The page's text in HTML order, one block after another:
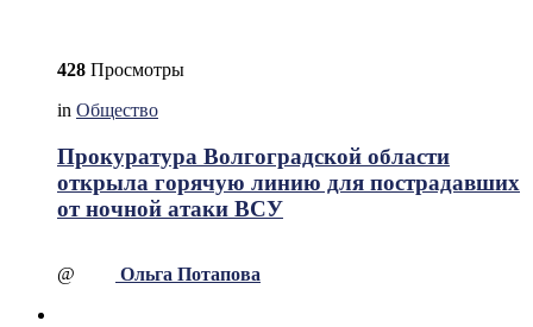
428 Просмотры
in Общество
Прокуратура Волгоградской области
открыла горячую линию для пострадавших
от ночной атаки ВСУ
@ Ольга Потапова